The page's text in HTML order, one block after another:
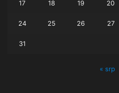
17 18 19 20
24 25 26 27
31
« srp